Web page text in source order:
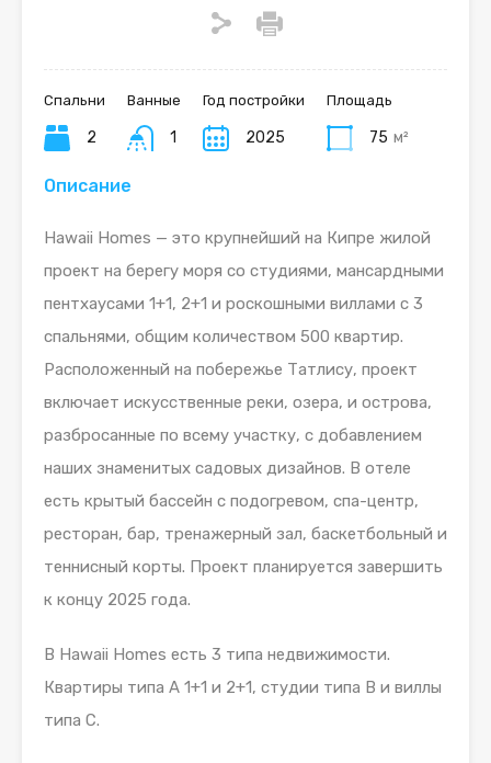
Спальни
2
Ванные
1
Год постройки
2025
Площадь
75 м²
Описание
Hawaii Homes — это крупнейший на Кипре жилой
проект на берегу моря со студиями, мансардными
пентхаусами 1+1, 2+1 и роскошными виллами с 3
спальнями, общим количеством 500 квартир.
Расположенный на побережье Татлису, проект
включает искусственные реки, озера, и острова,
разбросанные по всему участку, с добавлением
наших знаменитых садовых дизайнов. В отеле
есть крытый бассейн с подогревом, спа-центр,
ресторан, бар, тренажерный зал, баскетбольный и
теннисный корты. Проект планируется завершить
к концу 2025 года.
В Hawaii Homes есть 3 типа недвижимости.
Квартиры типа А 1+1 и 2+1, студии типа В и виллы
типа С.